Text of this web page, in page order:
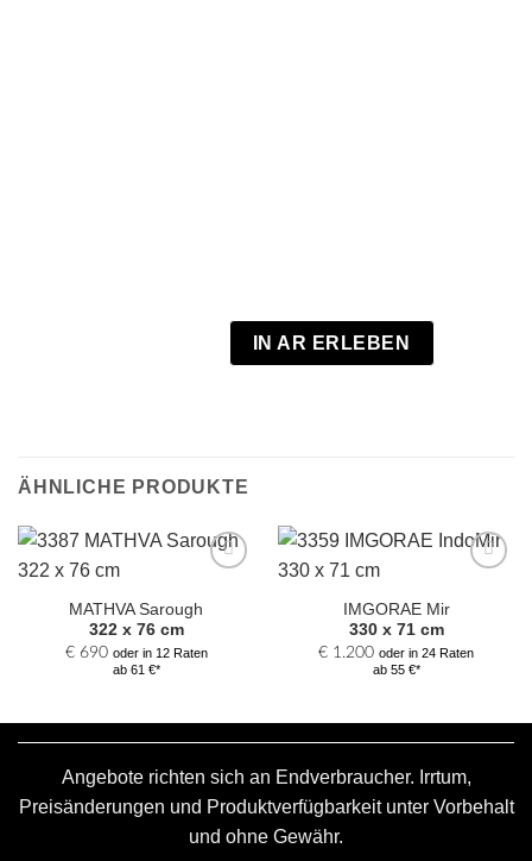
IN AR ERLEBEN
ÄHNLICHE PRODUKTE
Auswahl
hinzufügen
MATHVA Sarough
322 x 76 cm
€690 oder in 12 Raten
ab 61 €*
Auswahl
hinzufügen
IMGORAE Mir
330 x 71 cm
€ 1.200 oder in 24 Raten
ab 55 €*
Angebote richten sich an Endverbraucher. Irrtum,
Preisänderungen und Produktverfügbarkeit unter Vorbehalt
und ohne Gewähr.